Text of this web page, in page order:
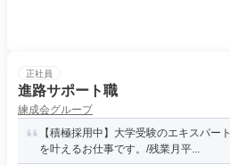
正社員
進路サポート職
練成会グループ
【積極採用中】大学受験のエキスパー
を叶えるお仕事です。/残業月平...